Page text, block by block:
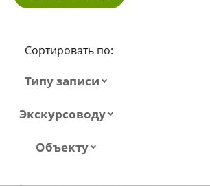
Сортировать по:
Типу записи
Экскурсоводу
Объекту